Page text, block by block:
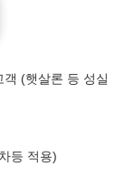
(햇살론 등 성실
등 적용)